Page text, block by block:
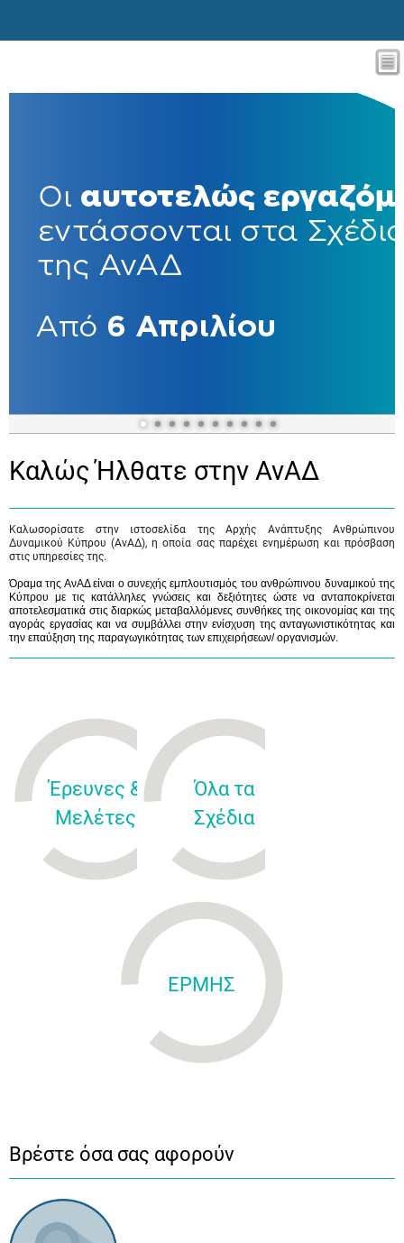
Καλώς Ήλθατε στην ΑνΑΔ
Καλωσορίσατε στην ιστοσελίδα της Αρχής Ανάπτυξης Ανθρώπινου
Δυναμικού Κύπρου (ΑνΑΔ), η οποία σας παρέχει ενημέρωση και πρόσβαση
στις υπηρεσίες της.
Όραμα της ΑνΑΔ είναι ο συνεχής εμπλουτισμός του ανθρώπινου δυναμικού της
Κύπρου με τις κατάλληλες γνώσεις και δεξιότητες ώστε να ανταποκρίνεται
αποτελεσματικά στις διαρκώς μεταβαλλόμενες συνθήκες της οικονομίας και της
αγοράς εργασίας και να συμβάλλει στην ενίσχυση της ανταγωνιστικότητας και
την επαύξηση της παραγωγικότητας των επιχειρήσεων/ οργανισμών.
Έρευνες &
Μελέτες
Όλα τα
Σχέδια
ΕΡΜΗΣ
Βρέστε όσα σας αφορούν